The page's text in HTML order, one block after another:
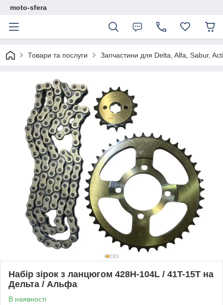
moto-sfera
Товари та послуги Запчастини для Delta, Alfa, Sabur,
Набір зірок з ланцюгом 428H-104L / 41T-15T на
Дельта / Альфа
В наявності